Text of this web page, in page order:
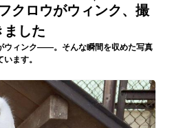
クロウがウィンク、撮
ました
ウィンク――。そんな瞬間を収めた写真
ます。